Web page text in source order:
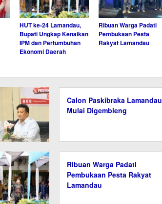
HUT ke-24 Lamandau,
Bupati Ungkap Kenaikan
IPM dan Pertumbuhan
Ekonomi Daerah
Ribuan Warga Padati
Pembukaan Pesta
Rakyat Lamandau
Calon Paskibraka Lamandau
Mulai Digembleng
Ribuan Warga Padati
Pembukaan Pesta Rakyat
Lamandau